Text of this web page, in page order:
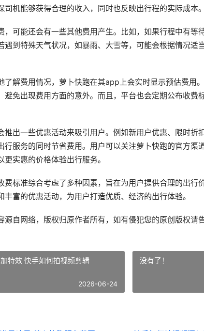
司机能够获得合理的收入，同时也反映出行程的实际成本。
，可能还会有一些其他费用产生。比如，如果行程中有等
遇到特殊天气状况，如暴雨、大雪等，可能会根据情况适
了解费用情况，萝卜快跑在其app上会实时显示预估费用
避免出现费用方面的意外。而且，平台也会定期公布收费
推出一些优惠活动来吸引用户。例如新用户优惠、限时折
行服务的同时节省费用。用户可以关注萝卜快跑的官方渠
实惠的价格体验出行服务。
费标准综合考虑了多种因素，旨在为用户提供合理的出行
丰富的优惠活动，为用户打造优质、经济的出行体验。
源自网络，版权归原作者所有，如有侵犯您的原创版权请
特效 快手如何拍视频剪辑
2026-06-24
没有了！